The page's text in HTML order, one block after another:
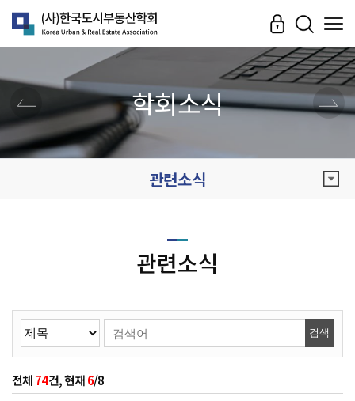
학회소식
관련소식
관련소식
검색
전체74건, 현재6/8